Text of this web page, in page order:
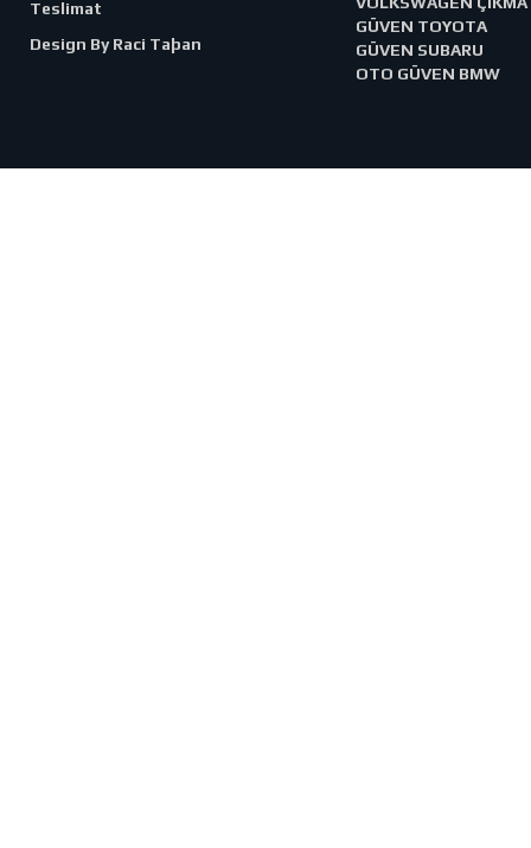
Teslimat
Design By Raci Taþan
GÜVEN TOYOTA
GÜVEN SUBARU
OTO GÜVEN BMW